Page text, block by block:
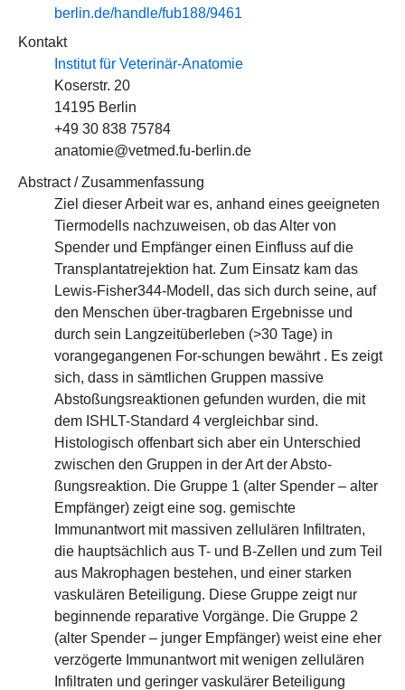
berlin.de/handle/fub188/9461
Kontakt
Institut für Veterinär-Anatomie
Koserstr. 20
14195 Berlin
+49 30 838 75784
anatomie@vetmed.fu-berlin.de
Abstract / Zusammenfassung
Ziel dieser Arbeit war es, anhand eines geeigneten
Tiermodells nachzuweisen, ob das Alter von
Spender und Empfänger einen Einfluss auf die
Transplantatrejektion hat. Zum Einsatz kam das
Lewis-Fisher344-Modell, das sich durch seine, auf
den Menschen über-tragbaren Ergebnisse und
durch sein Langzeitüberleben (>30 Tage) in
vorangegangenen For-schungen bewährt . Es zeigt
sich, dass in sämtlichen Gruppen massive
Abstoßungsreaktionen gefunden wurden, die mit
dem ISHLT-Standard 4 vergleichbar sind.
Histologisch offenbart sich aber ein Unterschied
zwischen den Gruppen in der Art der Absto-
ßungsreaktion. Die Gruppe 1 (alter Spender – alter
Empfänger) zeigt eine sog. gemischte
Immunantwort mit massiven zellulären Infiltraten,
die hauptsächlich aus T- und B-Zellen und zum Teil
aus Makrophagen bestehen, und einer starken
vaskulären Beteiligung. Diese Gruppe zeigt nur
beginnende reparative Vorgänge. Die Gruppe 2
(alter Spender – junger Empfänger) weist eine eher
verzögerte Immunantwort mit wenigen zellulären
Infiltraten und geringer vaskulärer Beteiligung